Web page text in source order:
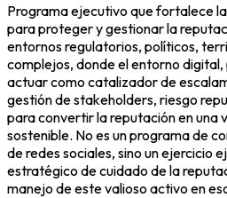
Programa ejecutivo que fortalece
para proteger y gestionar la
entornos regulatorios, políticos,
complejos, donde el entorno
actuar como catalizador de
gestión de stakeholders, riesgo
para convertir la reputación en una
sostenible. No es un programa de
de redes sociales, sino un ejercicio
estratégico de cuidado de la
manejo de este valioso activo en